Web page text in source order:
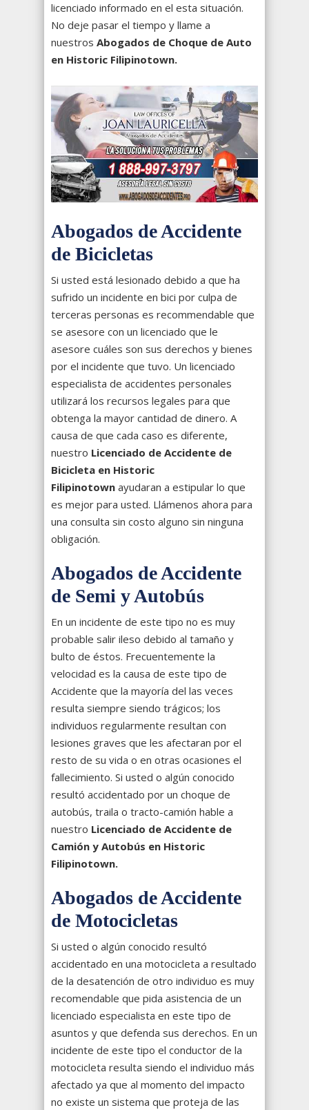
licenciado informado en el esta situación.
No deje pasar el tiempo y llame a
nuestros Abogados de Choque de Auto
en Historic Filipinotown.
Abogados de Accidente
de Bicicletas
Si usted está lesionado debido a que ha
sufrido un incidente en bici por culpa de
terceras personas es recommendable que
se asesore con un licenciado que le
asesore cuáles son sus derechos y bienes
por el incidente que tuvo. Un licenciado
especialista de accidentes personales
utilizará los recursos legales para que
obtenga la mayor cantidad de dinero. A
causa de que cada caso es diferente,
nuestro Licenciado de Accidente de
Bicicleta en Historic
Filipinotown ayudaran a estipular lo que
es mejor para usted. Llámenos ahora para
una consulta sin costo alguno sin ninguna
obligación.
Abogados de Accidente
de Semi y Autobús
En un incidente de este tipo no es muy
probable salir ileso debido al tamaño y
bulto de éstos. Frecuentemente la
velocidad es la causa de este tipo de
Accidente que la mayoría del las veces
resulta siempre siendo trágicos; los
individuos regularmente resultan con
lesiones graves que les afectaran por el
resto de su vida o en otras ocasiones el
fallecimiento. Si usted o algún conocido
resultó accidentado por un choque de
autobús, traila o tracto-camión hable a
nuestro Licenciado de Accidente de
Camión y Autobús en Historic
Filipinotown.
Abogados de Accidente
de Motocicletas
Si usted o algún conocido resultó
accidentado en una motocicleta a resultado
de la desatención de otro individuo es muy
recomendable que pida asistencia de un
licenciado especialista en este tipo de
asuntos y que defenda sus derechos. En un
incidente de este tipo el conductor de la
motocicleta resulta siendo el individuo más
afectado ya que al momento del impacto
no existe un sistema que proteja de las